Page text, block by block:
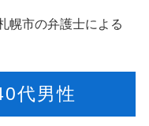
幌市の弁護士による
代男性